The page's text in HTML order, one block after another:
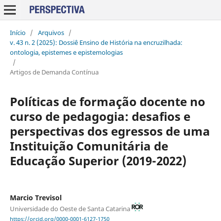
Início / Arquivos /
v. 43 n. 2 (2025): Dossiê Ensino de História na encruzilhada:
ontologia, epistemes e epistemologias
/
Artigos de Demanda Contínua
Políticas de formação docente no
curso de pedagogia: desafios e
perspectivas dos egressos de uma
Instituição Comunitária de
Educação Superior (2019-2022)
Marcio Trevisol
Universidade do Oeste de Santa Catarina
https://orcid.org/0000-0001-6127-1750